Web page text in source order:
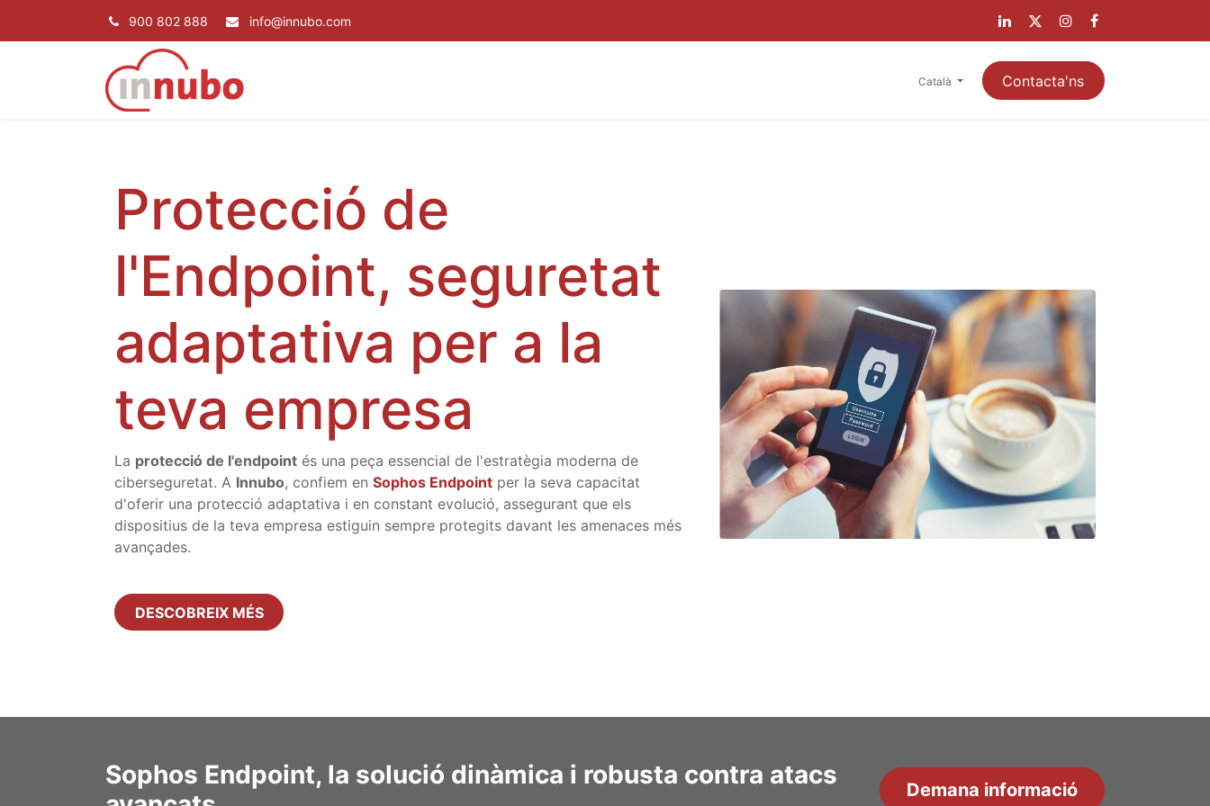
900 802 888 info@innubo.com
Català Contacta'ns
Protecció de
l'Endpoint, seguretat
adaptativa per a la
teva empresa
La protecció de l'endpoint és una peça essencial de l'estratègia moderna de
ciberseguretat. A Innubo, confiem en Sophos Endpoint per la seva capacitat
d'oferir una protecció adaptativa i en constant evolució, assegurant que els
dispositius de la teva empresa estiguin sempre protegits davant les amenaces més
avançades.
DESCOBREIX MÉS
Sophos Endpoint, la solució dinàmica i robusta contra atacs
Demana informació